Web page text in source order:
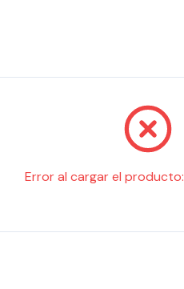
Error al cargar el producto: